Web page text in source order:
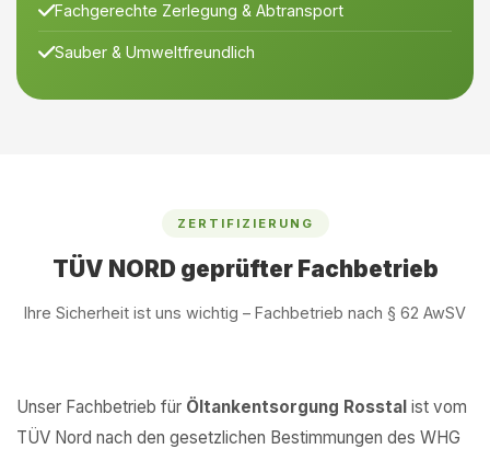
Fachgerechte Zerlegung & Abtransport
Sauber & Umweltfreundlich
ZERTIFIZIERUNG
TÜV NORD geprüfter Fachbetrieb
Ihre Sicherheit ist uns wichtig – Fachbetrieb nach § 62 AwSV
Unser Fachbetrieb für Öltankentsorgung Rosstal ist vom
TÜV Nord nach den gesetzlichen Bestimmungen des WHG